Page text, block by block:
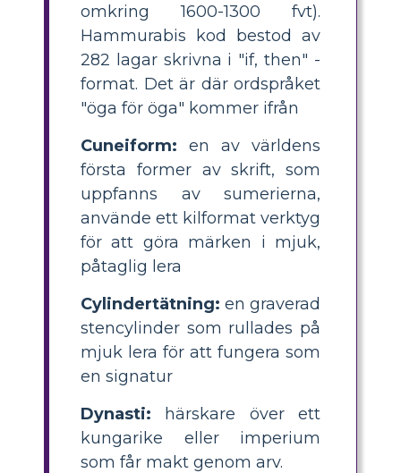
omkring 1600-1300 fvt).
Hammurabis kod bestod av
282 lagar skrivna i "if, then" -
format. Det är där ordspråket
"öga för öga" kommer ifrån
Cuneiform: en av världens
första former av skrift, som
uppfanns av sumerierna,
använde ett kilformat verktyg
för att göra märken i mjuk,
påtaglig lera
Cylindertätning: en graverad
stencylinder som rullades på
mjuk lera för att fungera som
en signatur
Dynasti: härskare över ett
kungarike eller imperium
som får makt genom arv.